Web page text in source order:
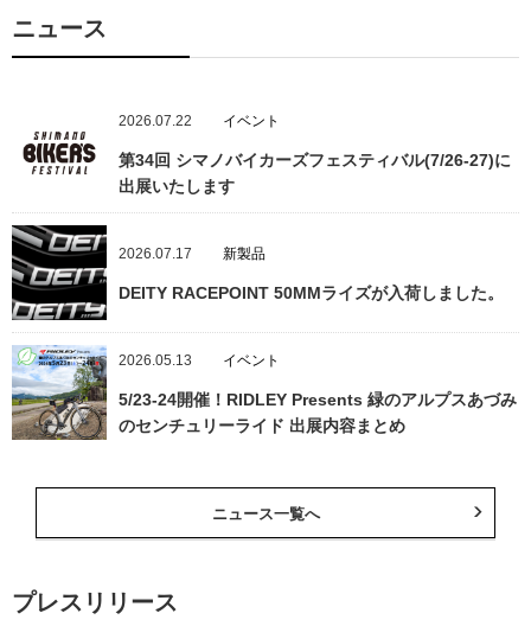
ニュース
2026.07.22 イベント
第34回 シマノバイカーズフェスティバル(7/26-27)に
出展いたします
2026.07.17 新製品
DEITY RACEPOINT 50MMライズが入荷しました。
2026.05.13 イベント
5/23-24開催！RIDLEY Presents 緑のアルプスあづみ
のセンチュリーライド 出展内容まとめ
ニュース一覧へ
プレスリリース